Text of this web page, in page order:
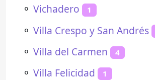
⚬ Vichadero 1
⚬ Villa Crespo y San Andrés
⚬ Villa del Carmen 4
⚬ Villa Felicidad 1